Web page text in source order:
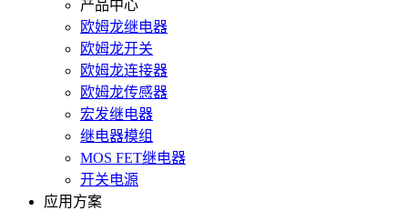
产品中心
欧姆龙继电器
欧姆龙开关
欧姆龙连接器
欧姆龙传感器
宏发继电器
继电器模组
MOS FET继电器
开关电源
应用方案